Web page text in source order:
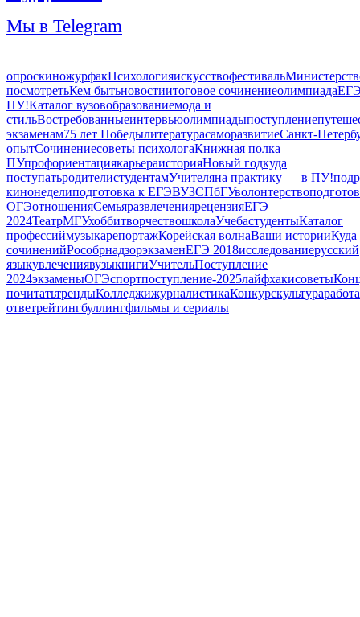
Мы в Telegram
опроскиножурфакПсихологияискусствофестиваль
посмотретьКем бытьновостиитоговое сочинениеолимпиада
ПУ!Каталог вузовобразованиемода и
стильВостребованныеинтервьюолимпиадыпоступление
экзаменам75 лет ПобедылитературасаморазвитиеСанкт-
опытСочинениесоветы психологаКнижная полка
ПУпрофориентациякарьераисторияНовый годкуда
поступатьродителистудентамУчителяна практику — в ПУ!
кинонеделиподготовка к ЕГЭВУЗСПбГУволонтерство
ОГЭотношенияСемьяразвлечениярецензияЕГЭ
2024ТеатрМГУхоббитворчествошколаУчебастудентыКаталог
профессиймузыкарепортажКорейская волнаВаши историиКуда
сочиненийРособрнадзорэкзаменЕГЭ 2018исследованиерусский
языкувлечениявузыкнигиУчительПоступление
2024экзаменыОГЭспортпоступление-2025лайфхакисоветы
почитатьтрендыКолледжижурналистикаКонкурскультураработа
ответрейтингбуллингфильмы и сериалы